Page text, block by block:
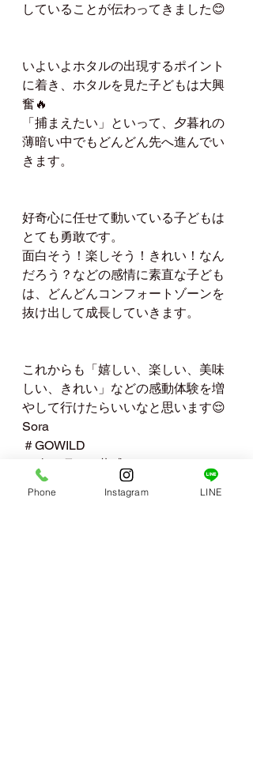
していることが伝わってきました😊
いよいよホタルの出現するポイント
に着き、ホタルを見た子どもは大興
奮🔥
「捕まえたい」といって、夕暮れの
薄暗い中でもどんどん先へ進んでい
きます。
好奇心に任せて動いている子どもは
とても勇敢です。
面白そう！楽しそう！きれい！なん
だろう？などの感情に素直な子ども
は、どんどんコンフォートゾーンを
抜け出して成長していきます。
これからも「嬉しい、楽しい、美味
しい、きれい」などの感動体験を増
やして行けたらいいなと思います😌
Sora
＃GOWILD
＃強さ巧みさ共感
＃森の舎
Phone Instagram LINE